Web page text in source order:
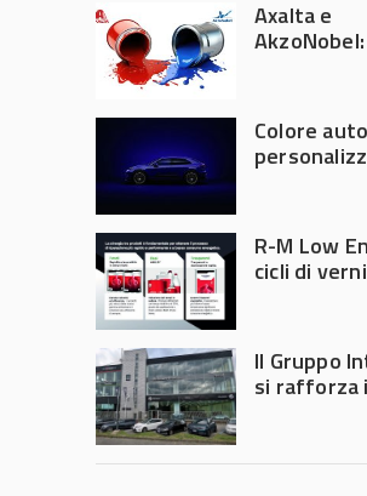
Axalta e
Colore
diventa
di
R-M Low
cicli di
tempi e
carrozzeria
Il Gruppo
si rafforza